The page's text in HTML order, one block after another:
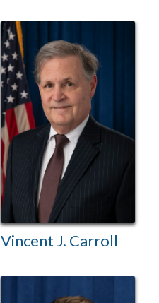
Vincent J. Carroll